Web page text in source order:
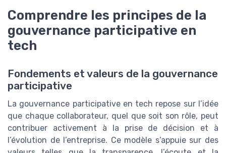
Comprendre les principes de la
gouvernance participative en
tech
Fondements et valeurs de la gouvernance
participative
La gouvernance participative en tech repose sur l’idée
que chaque collaborateur, quel que soit son rôle, peut
contribuer activement à la prise de décision et à
l’évolution de l’entreprise. Ce modèle s’appuie sur des